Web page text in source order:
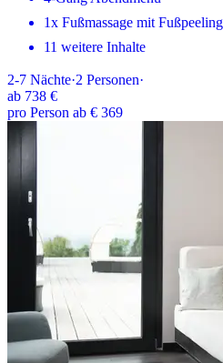
1x Fußmassage mit Fußpeeling
11 weitere Inhalte
2-7 Nächte·2 Personen·
ab 738 €
pro Person ab € 369